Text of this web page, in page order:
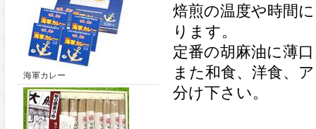
海軍カレー
焙煎の温度や時間
ります。
定番の胡麻油に薄
また和食、洋食、
分け下さい。